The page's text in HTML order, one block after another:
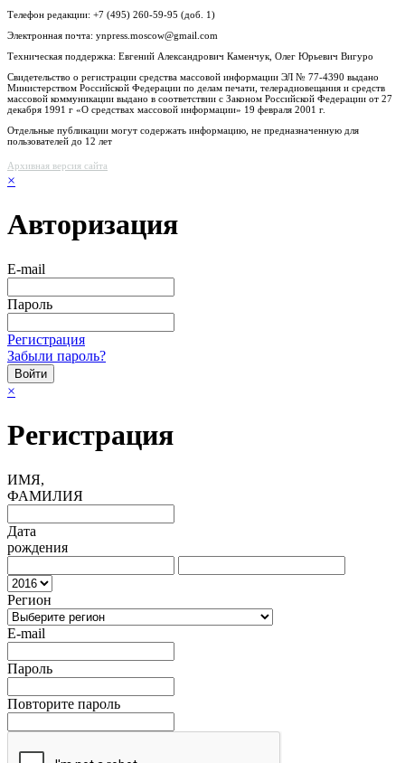
Телефон редакции: +7 (495) 260-59-95 (доб. 1)
Электронная почта: ynpress.moscow@gmail.com
Техническая поддержка: Евгений Александрович Каменчук, Олег Юрьевич Вигуро
Свидетельство о регистрации средства массовой информации ЭЛ № 77-4390 выдано
Министерством Российской Федерации по делам печати, телерадиовещания и средств
массовой коммуникации выдано в соответствии с Законом Российской Федерации от 27
декабря 1991 г «О средствах массовой информации» 19 февраля 2001 г.
Отдельные публикации могут содержать информацию, не предназначенную для
пользователей до 12 лет
Архивная версия сайта
×
Авторизация
E-mail
Пароль
Регистрация
Забыли пароль?
×
Регистрация
ИМЯ,
ФАМИЛИЯ
Дата
рождения
Регион
E-mail
Пароль
Повторите пароль